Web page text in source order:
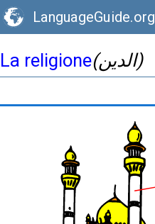
LanguageGuide.org
La religione (الدين)